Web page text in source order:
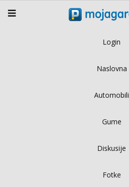
Login
Naslovna
Automobili
Gume
Diskusije
Fotke